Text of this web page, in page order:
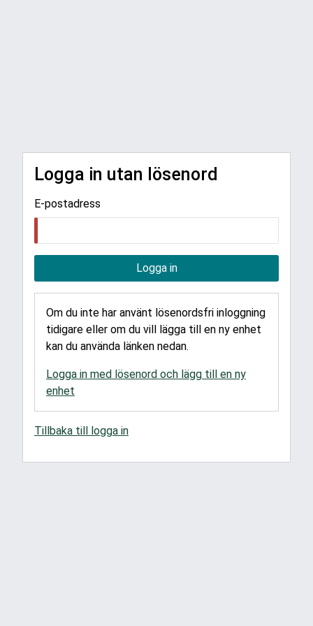
Logga in utan lösenord
E-postadress
Logga in
Om du inte har använt lösenordsfri inloggning
tidigare eller om du vill lägga till en ny enhet
kan du använda länken nedan.
Logga in med lösenord och lägg till en ny
enhet
Tillbaka till logga in